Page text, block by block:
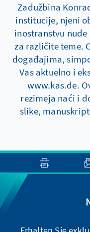
Zadužbina
institucije, njeni
inostranstvu
za različite teme.
događajima,
Vas aktuelno i
www.kas.de.
rezimeja naći i
slike,